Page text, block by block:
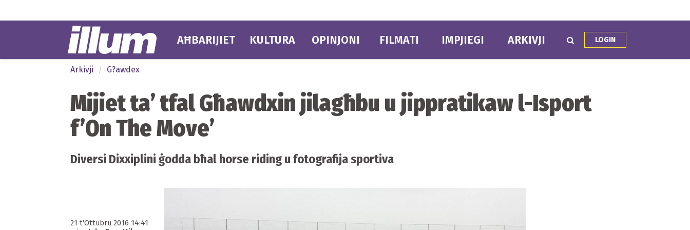
AĦBARIJIET KULTURA OPINJONI FILMATI IMPJIEGI ARKIVJI LOGIN
Arkivji G?awdex
Mijiet ta’ tfal Għawdxin jilagħbu u jippratikaw l-Isport
f’On The Move’
Diversi Dixxiplini ġodda bħal horse riding u fotografija sportiva
21 t'Ottubru 2016 14:41